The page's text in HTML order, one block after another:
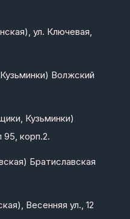
ул. Ключевая,
Волжский
Кузьминки)
95, корп.2.
Братиславская
Весенняя ул., 12